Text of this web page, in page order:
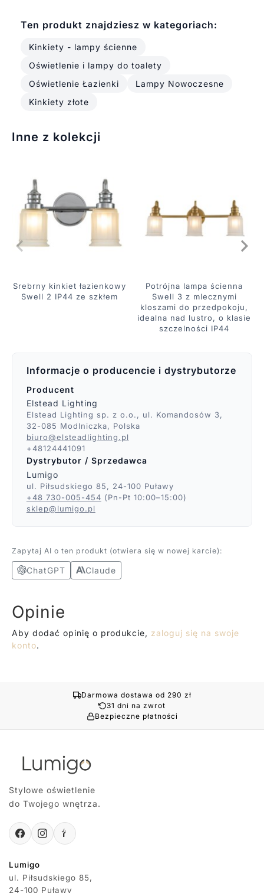
Ten produkt znajdziesz w kategoriach:
Kinkiety - lampy ścienne
Oświetlenie i lampy do toalety
Oświetlenie Łazienki
Lampy Nowoczesne
Kinkiety złote
Inne z kolekcji
Srebrny kinkiet łazienkowy
Swell 2 IP44 ze szkłem
Potrójna lampa ścienna
Swell 3 z mlecznymi
kloszami do przedpokoju,
idealna nad lustro, o klasie
szczelności IP44
Informacje o producencie i dystrybutorze
Producent
Elstead Lighting
Elstead Lighting sp. z o.o., ul. Komandosów 3,
32-085 Modlniczka, Polska
biuro@elsteadlighting.pl
+48124441091
Dystrybutor / Sprzedawca
Lumigo
ul. Piłsudskiego 85, 24-100 Puławy
+48 730-005-454 (Pn-Pt 10:00–15:00)
sklep@lumigo.pl
Zapytaj AI o ten produkt (otwiera się w nowej karcie):
ChatGPT Claude
Opinie
Aby dodać opinię o produkcie, zaloguj się na swoje
konto.
Darmowa dostawa od 290 zł
31 dni na zwrot
Bezpieczne płatności
Stylowe oświetlenie
do Twojego wnętrza.
Lumigo
ul. Piłsudskiego 85,
24-100 Puławy